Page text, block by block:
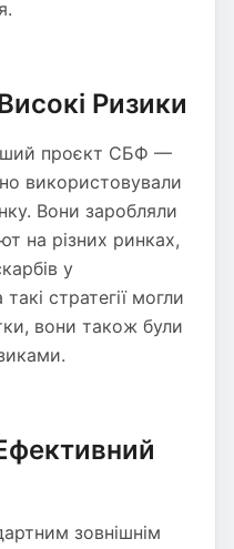
Ризики
проєкт СБФ —
використовували
Вони заробляли
на різних ринках,
у
стратегії могли
вони також були
зовнішнім